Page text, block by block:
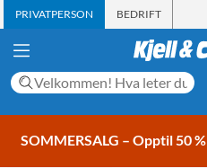
PRIVATPERSON BEDRIFT
SOMMERSALG – Opptil 50 %